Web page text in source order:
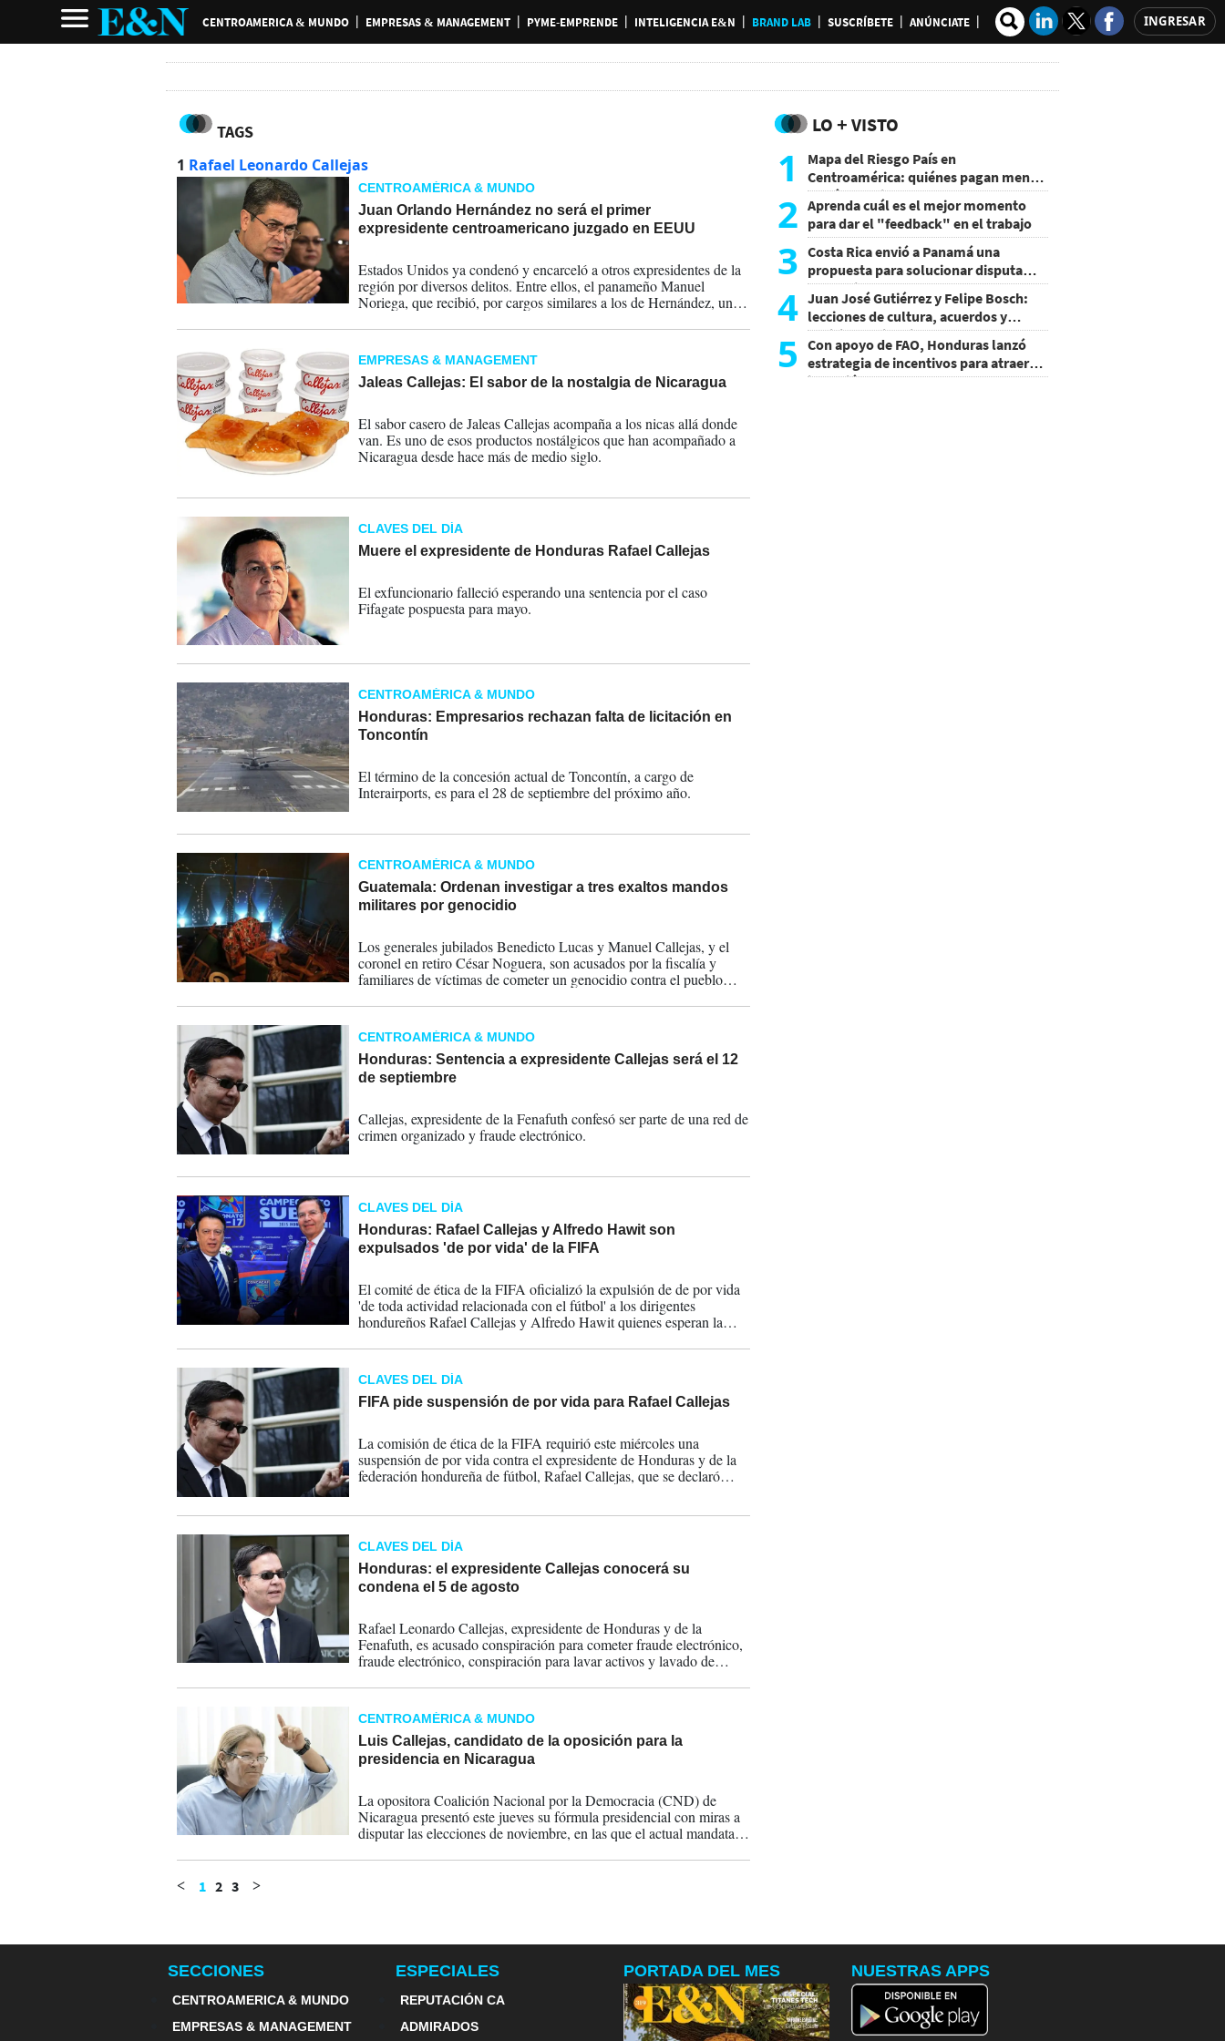
CENTROAMERICA & MUNDO EMPRESAS & MANAGEMENT PYME-EMPRENDE INTELIGENCIA E&N BRAND LAB SUSCRÍBETE ANÚNCIATE INGRESAR
TAGS
1 Rafael Leonardo Callejas
CENTROAMÉRICA & MUNDO
Juan Orlando Hernández no será el primer
expresidente centroamericano juzgado en EEUU
Estados Unidos ya condenó y encarceló a otros expresidentes de la
región por diversos delitos. Entre ellos, el panameño Manuel
Noriega, que recibió, por cargos similares a los de Hernández, una
recibir una cadena perpetua más 30 años.
EMPRESAS & MANAGEMENT
Jaleas Callejas: El sabor de la nostalgia de Nicaragua
El sabor casero de Jaleas Callejas acompaña a los nicas allá donde
van. Es uno de esos productos nostálgicos que han acompañado a
Nicaragua desde hace más de medio siglo.
CLAVES DEL DÍA
Muere el expresidente de Honduras Rafael Callejas
El exfuncionario falleció esperando una sentencia por el caso
Fifagate pospuesta para mayo.
CENTROAMÉRICA & MUNDO
Honduras: Empresarios rechazan falta de licitación en
Toncontín
El término de la concesión actual de Toncontín, a cargo de
Interairports, es para el 28 de septiembre del próximo año.
CENTROAMÉRICA & MUNDO
Guatemala: Ordenan investigar a tres exaltos mandos
militares por genocidio
Los generales jubilados Benedicto Lucas y Manuel Callejas, y el
coronel en retiro César Noguera, son acusados por la fiscalía y
familiares de víctimas de cometer un genocidio contra el pueblo
los más golpeados por la guerra civil.
CENTROAMÉRICA & MUNDO
Honduras: Sentencia a expresidente Callejas será el 12
de septiembre
Callejas, expresidente de la Fenafuth confesó ser parte de una red de
crimen organizado y fraude electrónico.
CLAVES DEL DÍA
Honduras: Rafael Callejas y Alfredo Hawit son
expulsados 'de por vida' de la FIFA
El comité de ética de la FIFA oficializó la expulsión de de por vida
'de toda actividad relacionada con el fútbol' a los dirigentes
hondureños Rafael Callejas y Alfredo Hawit quienes esperan la
Fifagate.
CLAVES DEL DÍA
FIFA pide suspensión de por vida para Rafael Callejas
La comisión de ética de la FIFA requirió este miércoles una
suspensión de por vida contra el expresidente de Honduras y de la
federación hondureña de fútbol, Rafael Callejas, que se declaró
CLAVES DEL DÍA
Honduras: el expresidente Callejas conocerá su
condena el 5 de agosto
Rafael Leonardo Callejas, expresidente de Honduras y de la
Fenafuth, es acusado conspiración para cometer fraude electrónico,
fraude electrónico, conspiración para lavar activos y lavado de
CENTROAMÉRICA & MUNDO
Luis Callejas, candidato de la oposición para la
presidencia en Nicaragua
La opositora Coalición Nacional por la Democracia (CND) de
Nicaragua presentó este jueves su fórmula presidencial con miras a
disputar las elecciones de noviembre, en las que el actual mandatario
reelección.
< 1 2 3 >
LO + VISTO
1
Mapa del Riesgo País en
Centroamérica: quiénes pagan menos
y cuáles mejoraron
2 Aprenda cuál es el mejor momento
para dar el "feedback" en el trabajo
3 Costa Rica envió a Panamá una
propuesta para solucionar disputa
comercial
4 Juan José Gutiérrez y Felipe Bosch:
lecciones de cultura, acuerdos y
decisiones sin miedo
5
Con apoyo de FAO, Honduras lanzó
estrategia de incentivos para atraer
inversión al agro
SECCIONES
CENTROAMERICA & MUNDO
EMPRESAS & MANAGEMENT
ESPECIALES
REPUTACIÓN CA
ADMIRADOS
PORTADA DEL MES NUESTRAS APPS